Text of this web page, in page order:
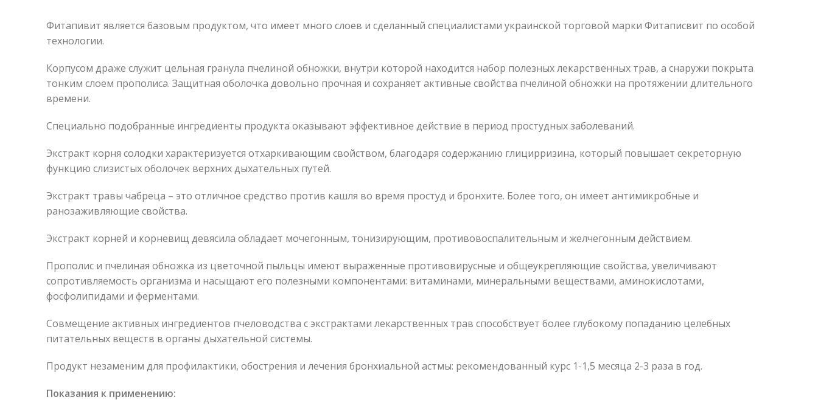
Фитапивит является базовым продуктом, что имеет много слоев и сделанный специалистами украинской торговой марки Фитаписвит по особой
технологии.
Корпусом драже служит цельная гранула пчелиной обножки, внутри которой находится набор полезных лекарственных трав, а снаружи покрыта
тонким слоем прополиса. Защитная оболочка довольно прочная и сохраняет активные свойства пчелиной обножки на протяжении длительного
времени.
Специально подобранные ингредиенты продукта оказывают эффективное действие в период простудных заболеваний.
Экстракт корня солодки характеризуется отхаркивающим свойством, благодаря содержанию глицирризина, который повышает секреторную
функцию слизистых оболочек верхних дыхательных путей.
Экстракт травы чабреца – это отличное средство против кашля во время простуд и бронхите. Более того, он имеет антимикробные и
ранозаживляющие свойства.
Экстракт корней и корневищ девясила обладает мочегонным, тонизирующим, противовоспалительным и желчегонным действием.
Прополис и пчелиная обножка из цветочной пыльцы имеют выраженные противовирусные и общеукрепляющие свойства, увеличивают
сопротивляемость организма и насыщают его полезными компонентами: витаминами, минеральными веществами, аминокислотами,
фосфолипидами и ферментами.
Совмещение активных ингредиентов пчеловодства с экстрактами лекарственных трав способствует более глубокому попаданию целебных
питательных веществ в органы дыхательной системы.
Продукт незаменим для профилактики, обострения и лечения бронхиальной астмы: рекомендованный курс 1-1,5 месяца 2-3 раза в год.
Показания к применению: